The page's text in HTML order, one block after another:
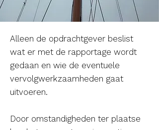
Alleen de opdrachtgever beslist
wat er met de rapportage wordt
gedaan en wie de eventuele
vervolgwerkzaamheden gaat
uitvoeren.
Door omstandigheden ter plaatse